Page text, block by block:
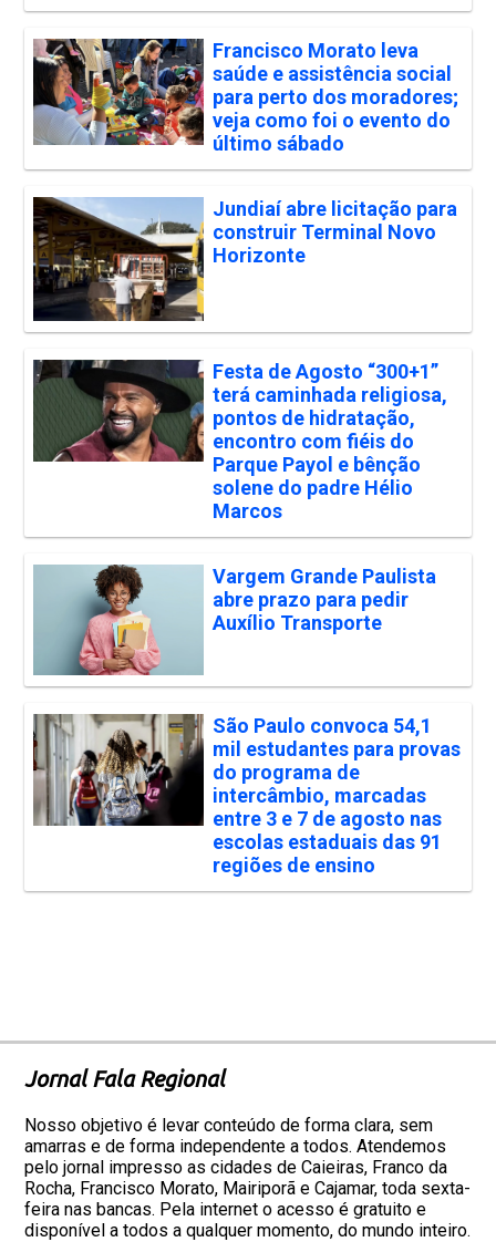
Francisco Morato leva
saúde e assistência social
para perto dos moradores;
veja como foi o evento do
último sábado
Jundiaí abre licitação para
construir Terminal Novo
Horizonte
Festa de Agosto “300+1”
terá caminhada religiosa,
pontos de hidratação,
encontro com fiéis do
Parque Payol e bênção
solene do padre Hélio
Marcos
Vargem Grande Paulista
abre prazo para pedir
Auxílio Transporte
São Paulo convoca 54,1
mil estudantes para provas
do programa de
intercâmbio, marcadas
entre 3 e 7 de agosto nas
escolas estaduais das 91
regiões de ensino
Jornal Fala Regional
Nosso objetivo é levar conteúdo de forma clara, sem
amarras e de forma independente a todos. Atendemos
pelo jornal impresso as cidades de Caieiras, Franco da
Rocha, Francisco Morato, Mairiporã e Cajamar, toda sexta-
feira nas bancas. Pela internet o acesso é gratuito e
disponível a todos a qualquer momento, do mundo inteiro.